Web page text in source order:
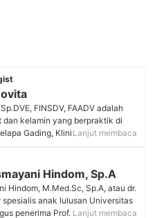
FINSDV, FAADV adalah
kelamin yang berpraktik di
Gading, Klinik Puspa Grogol,
Dengan minat pada dermatologi
lulusan FKUI ini menulis
serta artikel edukasi untuk
Wakil Sekretaris Umum Perdoski
Spesialis Kulit dan kelamin
Lanjut membaca
Hindom, Sp.A
Hindom, M.Med.Sc, Sp.A, atau dr.
anak lulusan Universitas
penerima Prof. Sofyan Ismael
Lanjut membaca